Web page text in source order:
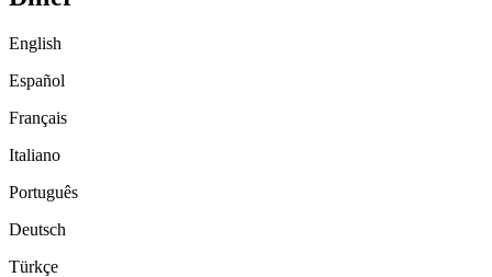
English
Español
Français
Italiano
Português
Deutsch
Türkçe